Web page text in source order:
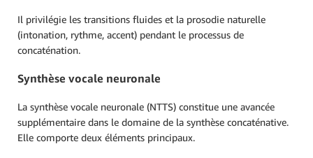
Il privilégie les transitions fluides et la prosodie naturelle
(intonation, rythme, accent) pendant le processus de
concaténation.
Synthèse vocale neuronale
La synthèse vocale neuronale (NTTS) constitue une avancée
supplémentaire dans le domaine de la synthèse concaténative.
Elle comporte deux éléments principaux.